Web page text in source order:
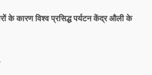
के कारण विश्व प्रसिद्ध पर्यटन केंद्र औली के